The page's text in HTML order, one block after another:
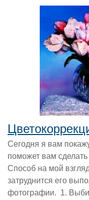
Сегодня я вам
поможет вам
Способ на мой
затруднится его
фотографии. 1.